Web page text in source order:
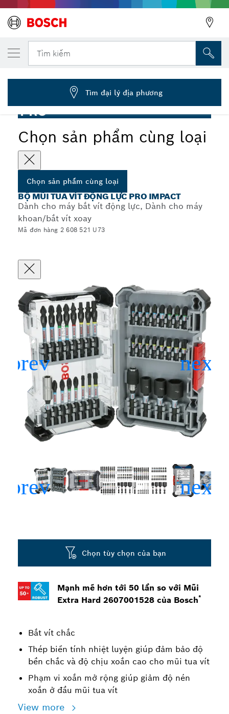
Tìm kiếm
... Bộ mũi tua vít PRO Impact, 36 chiếc
PRO
Chọn sản phẩm cùng loại
Chọn sản phẩm cùng loại
BỘ MŨI TUA VÍT ĐỘNG LỰC PRO IMPACT
Dành cho máy bắt vít động lực, Dành cho máy
khoan/bắt vít xoay
Mã đơn hàng 2 608 521 U73
Mạnh mẽ hơn tới 50 lần so với Mũi
Extra Hard 2607001528 của Bosch*
Bắt vít chắc
Thép biến tính nhiệt luyện giúp đảm bảo độ
bền chắc và độ chịu xoắn cao cho mũi tua vít
Phạm vi xoắn mở rộng giúp giảm độ nén
xoắn ở đầu mũi tua vít
View more
Chọn tùy chọn của bạn
SẢN PHẨM CÙNG LOẠI ĐÃ CHỌN
Bộ mũi tua vít PRO Impact, 36 chiếc
2 608 521 U73
Tìm đại lý địa phương